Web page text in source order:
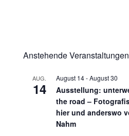
Anstehende Veranstaltungen
AUG.
14
August 14-August 30
Ausstellung:
the road –
hier und anderswo
Nahm